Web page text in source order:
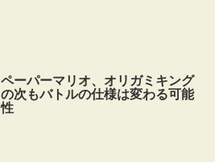
ペーパーマリオ、オリガミキング
の次もバトルの仕様は変わる可能
性